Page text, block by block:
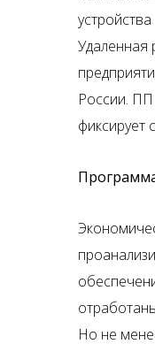
Удаленная
России. ПП
фиксирует
Но не